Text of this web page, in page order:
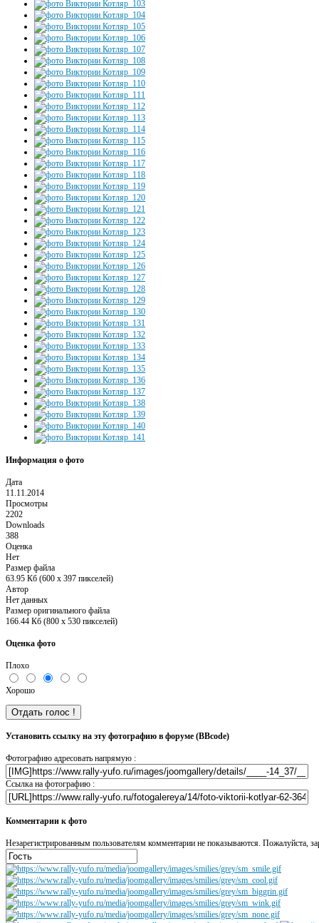
Информация о фото
Дата
11.11.2014
Просмотры
2202
Downloads
388
Оценка
Нет
Размер файла
63.95 Кб (600 x 397 пикселей)
Автор
Нет данных
Размер оригинального файла
166.44 Кб (800 x 530 пикселей)
Оценка фото
Плохо
Хорошо
Установить ссылку на эту фотографию в форуме (BBcode)
Фотографию адресовать напрямую :
Ссылка на фотографию :
Комментарии к фото
Незарегистрированным пользователям комментарии не показываются. Пожалуйста,